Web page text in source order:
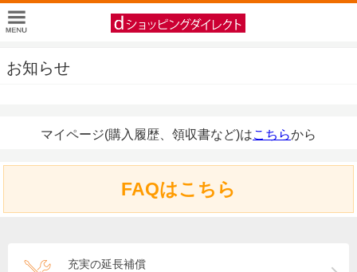
お知らせ
マイページ(購入履歴、領収書など)はこちらから
FAQはこちら
充実の延長補償